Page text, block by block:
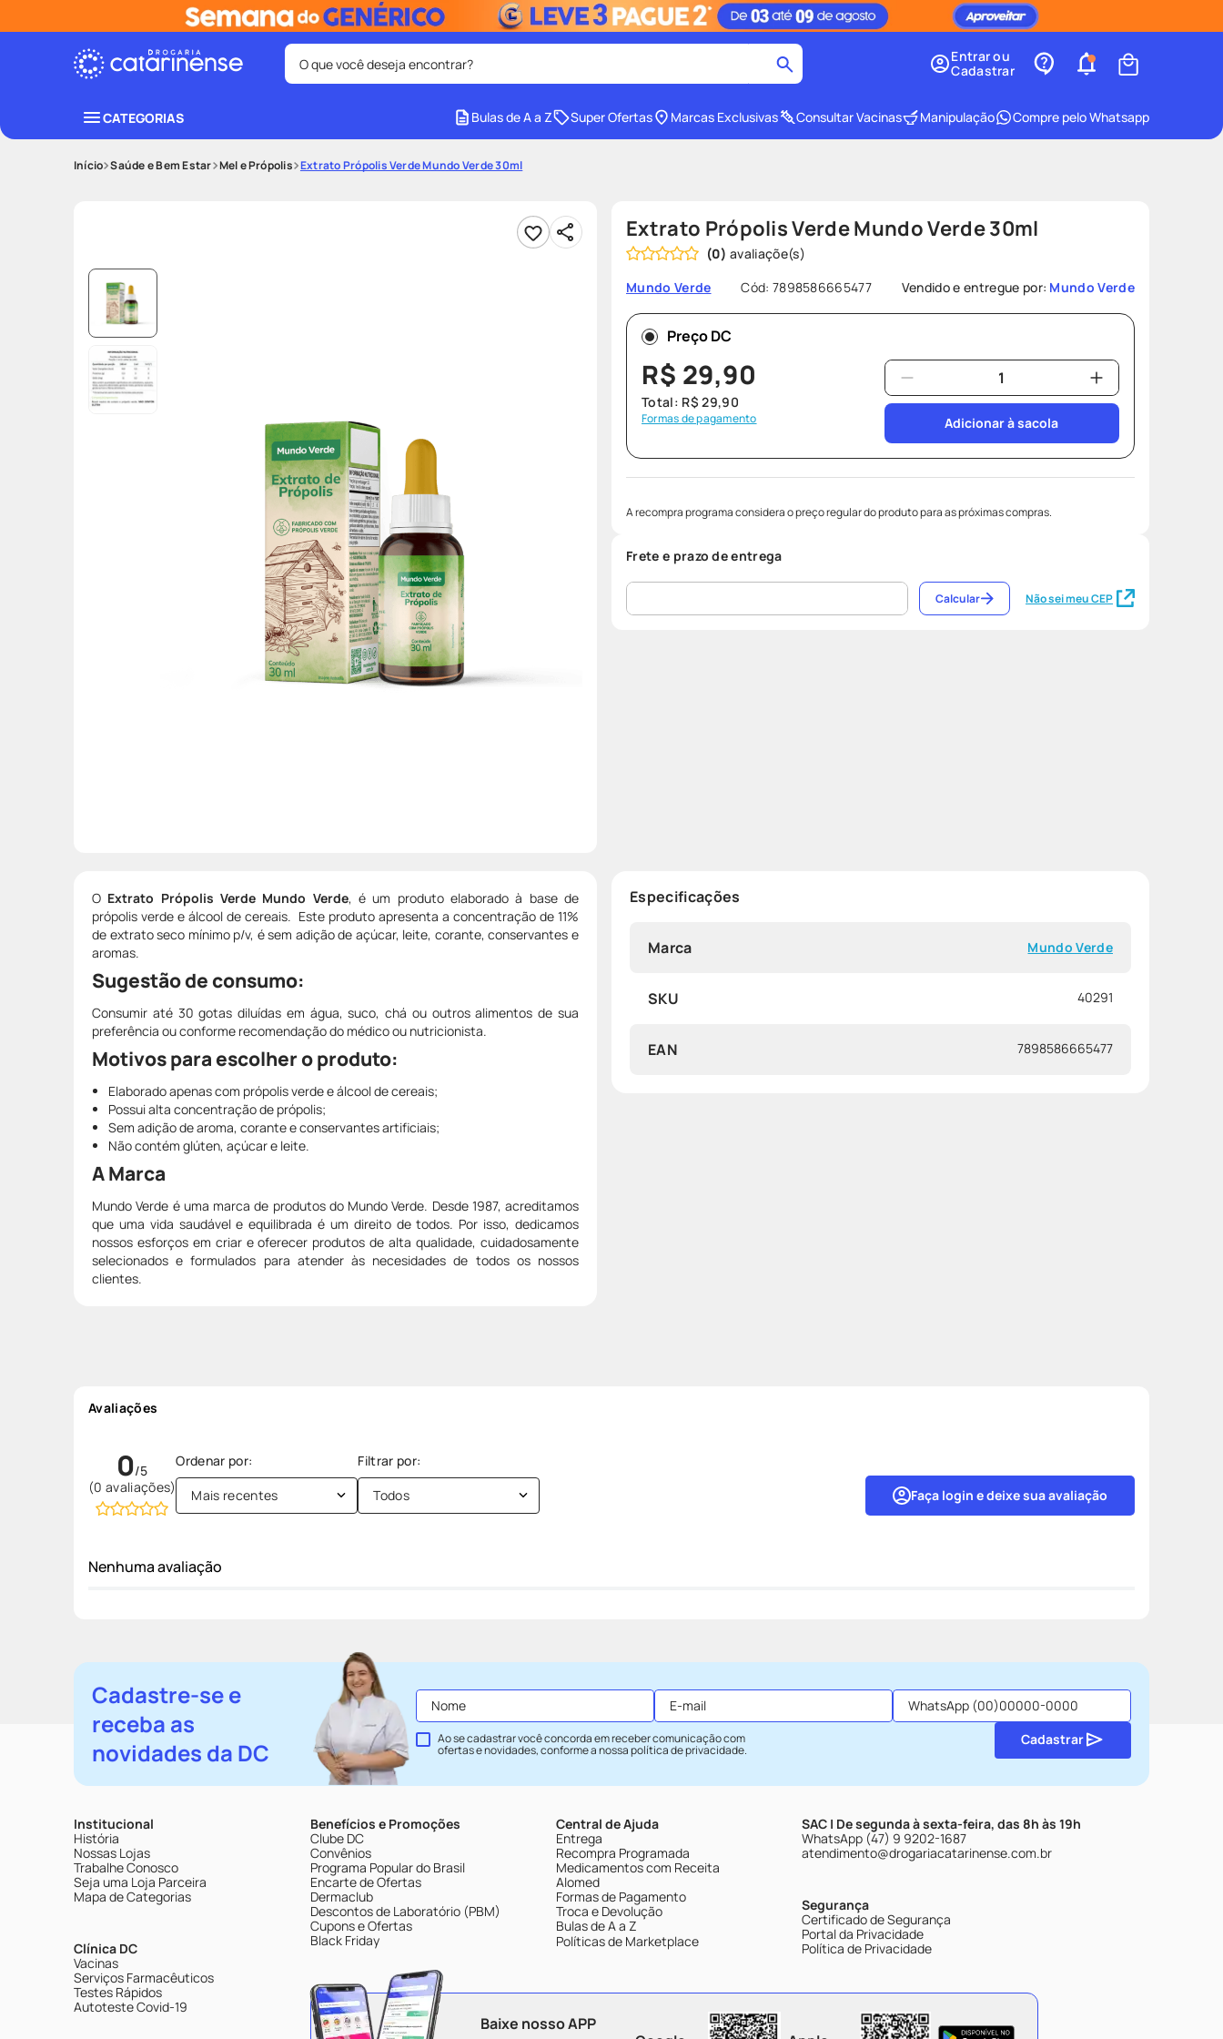
O que você deseja encontrar?
3º fralda
8º
protetor solar
Entrar ou
Cadastrar
CATEGORIAS Bulas de A a Z Super Ofertas Marcas Exclusivas Consultar Vacinas Manipulação Compre pelo Whatsapp
Saúde e Bem Estar Mel e Própolis Extrato Própolis Verde Mundo Verde 30ml
Extrato Própolis Verde Mundo Verde 30ml
(0)
Mundo Verde
Cód: 7898586665477 Vendido e entregue por: Mundo Verde
Preço DC
R$ 29,90
Total: R$ 29,90
Formas de pagamento Adicionar à sacola
A recompra programa considera o preço regular do produto para as próximas compras.
Frete e prazo de entrega
Não sei meu CEP
Calcular
O Extrato Própolis Verde Mundo Verde, é um produto elaborado à base de
própolis verde e álcool de cereais. Este produto apresenta a concentração de 11%
de extrato seco mínimo p/v, é sem adição de açúcar, leite, corante, conservantes e
aromas.
Sugestão de consumo:
Consumir até 30 gotas diluídas em água, suco, chá ou outros alimentos de sua
preferência ou conforme recomendação do médico ou nutricionista.
Motivos para escolher o produto:
Elaborado apenas com própolis verde e álcool de cereais;
Possui alta concentração de própolis;
Sem adição de aroma, corante e conservantes artificiais;
Não contém glúten, açúcar e leite.
A Marca
Mundo Verde é uma marca de produtos do Mundo Verde. Desde 1987, acreditamos
que uma vida saudável e equilibrada é um direito de todos. Por isso, dedicamos
nossos esforços em criar e oferecer produtos de alta qualidade, cuidadosamente
selecionados e formulados para atender às necesidades de todos os nossos
clientes.
Especificações
Marca Mundo Verde
SKU 40291
EAN 7898586665477
Avaliações
0
(0 avaliações) Faça login e deixe sua avaliação
Mais recentes Todos
Nenhuma avaliação
Cadastre-se e
receba as
novidades da DC
Ao se cadastrar você concorda em receber comunicação com
ofertas e novidades, conforme a nossapolítica de privacidade.
Cadastrar
Institucional
História
Nossas Lojas
Trabalhe Conosco
Seja uma Loja Parceira
Mapa de Categorias
Clínica DC
Vacinas
Serviços Farmacêuticos
Testes Rápidos
Autoteste Covid-19
Benefícios e Promoções
Clube DC
Convênios
Programa Popular do Brasil
Encarte de Ofertas
Dermaclub
Descontos de Laboratório (PBM)
Cupons e Ofertas
Black Friday
Central de Ajuda
Entrega
Recompra Programada
Medicamentos com Receita
Alomed
Formas de Pagamento
Troca e Devolução
Bulas de A a Z
Políticas de Marketplace
SAC | De segunda à sexta-feira, das 8h às 19h
WhatsApp (47) 9 9202-1687
atendimento@drogariacatarinense.com.br
Segurança
Certificado de Segurança
Portal da Privacidade
Política de Privacidade
Baixe nosso APP